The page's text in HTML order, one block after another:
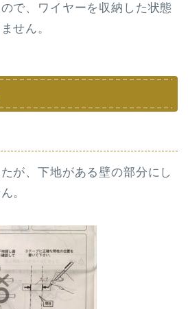
ので、ワイヤーを収納した状態
せん。
が、下地がある壁の部分にし
。